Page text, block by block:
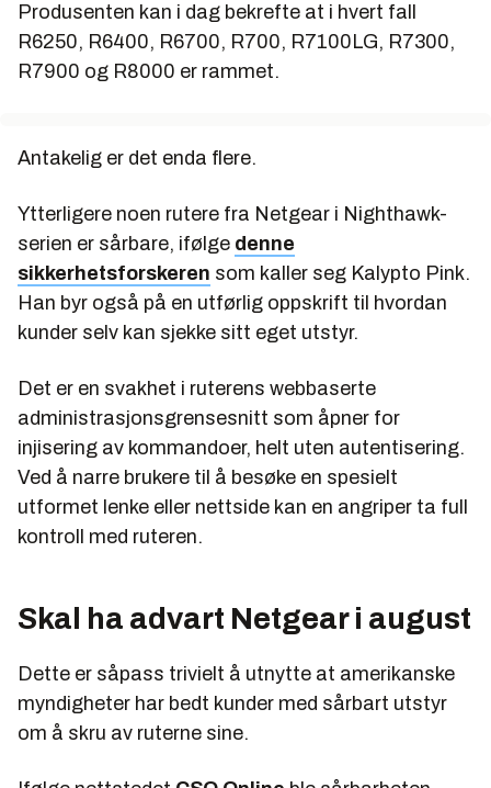
Produsenten kan i dag bekrefte at i hvert fall
R6250, R6400, R6700, R700, R7100LG, R7300,
R7900 og R8000 er rammet.
Antakelig er det enda flere.
Ytterligere noen rutere fra Netgear i Nighthawk-
serien er sårbare, ifølge denne
sikkerhetsforskeren som kaller seg Kalypto Pink.
Han byr også på en utførlig oppskrift til hvordan
kunder selv kan sjekke sitt eget utstyr.
Det er en svakhet i ruterens webbaserte
administrasjonsgrensesnitt som åpner for
injisering av kommandoer, helt uten autentisering.
Ved å narre brukere til å besøke en spesielt
utformet lenke eller nettside kan en angriper ta full
kontroll med ruteren.
Skal ha advart Netgear i august
Dette er såpass trivielt å utnytte at amerikanske
myndigheter har bedt kunder med sårbart utstyr
om å skru av ruterne sine.